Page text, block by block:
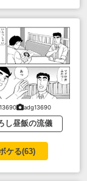
adg13690
し昼飯の流儀
ケる(63)